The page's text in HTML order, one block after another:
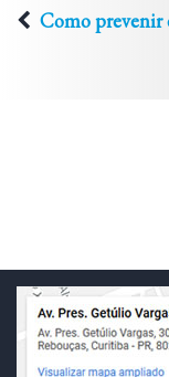
Como prevenir